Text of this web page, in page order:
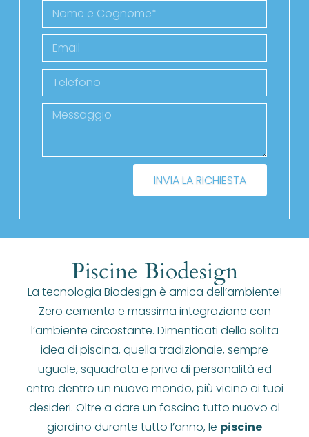
INVIA LA RICHIESTA
Piscine Biodesign
La tecnologia Biodesign è amica dell’ambiente!
Zero cemento e massima integrazione con
l’ambiente circostante. Dimenticati della solita
idea di piscina, quella tradizionale, sempre
uguale, squadrata e priva di personalità ed
entra dentro un nuovo mondo, più vicino ai tuoi
desideri. Oltre a dare un fascino tutto nuovo al
giardino durante tutto l’anno, le piscine